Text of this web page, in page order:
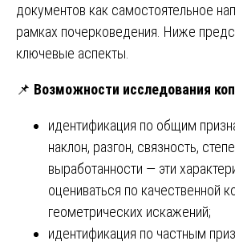
документов как самостоятельное
рамках почерковедения. Ниже
ключевые аспекты.
📌 Возможности исследования
идентификация по общим
наклон, разгон, связность,
выработанности — эти
оцениваться по качественной
геометрических искажений;
идентификация по частным